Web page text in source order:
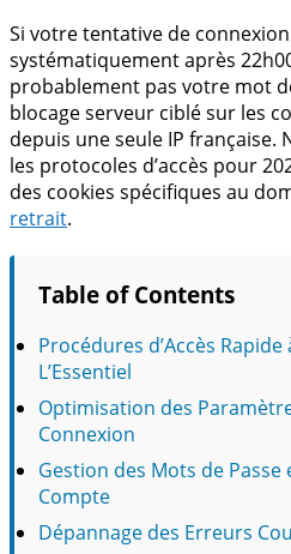
Si votre tentative de
systématiquement après
probablement pas votre mot
blocage serveur ciblé sur les
depuis une seule IP
les protocoles d’accès pour
des cookies spécifiques au
retrait.
Table of Contents
Procédures d’Accès
L’Essentiel
Optimisation des
Connexion
Gestion des Mots de
Compte
Dépannage des Erreurs